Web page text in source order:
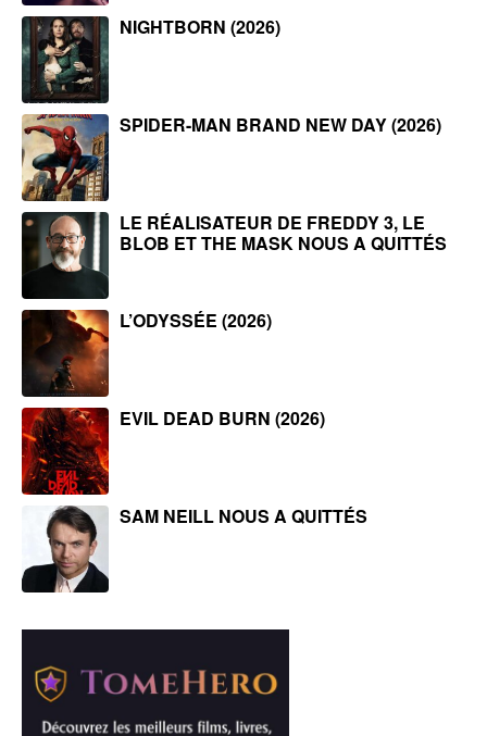
NIGHTBORN (2026)
SPIDER-MAN BRAND NEW DAY (2026)
LE RÉALISATEUR DE FREDDY 3, LE
BLOB ET THE MASK NOUS A QUITTÉS
L’ODYSSÉE (2026)
EVIL DEAD BURN (2026)
SAM NEILL NOUS A QUITTÉS